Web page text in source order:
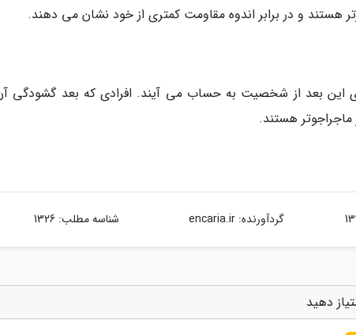
و در برابر اندوه مقاومت کمتری از خود نشان می دهند.
بعد از شخصیت به حساب می آیند. افرادی که بعد گشودگی
هستند.
گردآورنده:encaria.ir شناسه مطلب: 1326
دهید